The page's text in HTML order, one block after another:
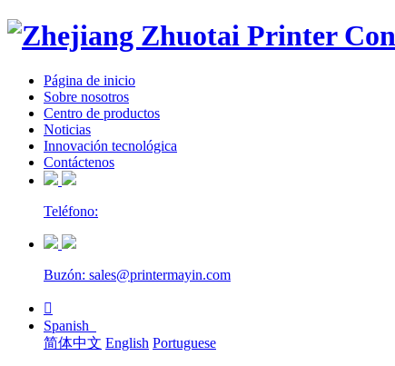
Página de inicio
Sobre nosotros
Centro de productos
Noticias
Innovación tecnológica
Contáctenos
Teléfono:
Buzón: sales@printermayin.com

Spanish
简体中文 English Portuguese